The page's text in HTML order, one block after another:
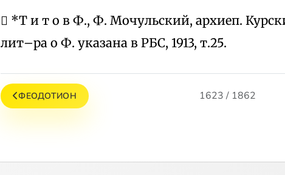
 *Т и т о в Ф., Ф. Мочульский, архиеп.
лит–ра о Ф. указана в РБС, 1913, т.25.
ФЕОДОТИОН 1623 / 1862